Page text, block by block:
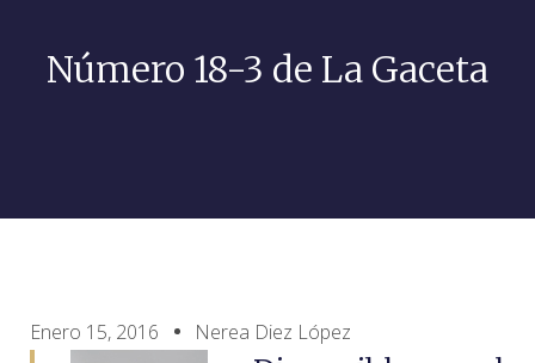
Número 18-3 de La Gaceta
Enero 15, 2016 Nerea Diez López